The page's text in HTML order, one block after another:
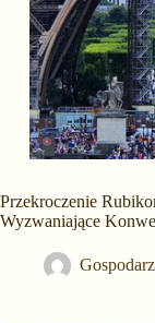
Przekroczenie
Wyzwaniające
Gospodarz